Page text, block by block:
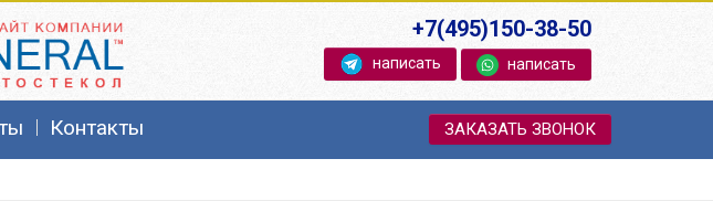
+7(495)150-38-50
написать написать
Контакты ЗАКАЗАТЬ ЗВОНОК